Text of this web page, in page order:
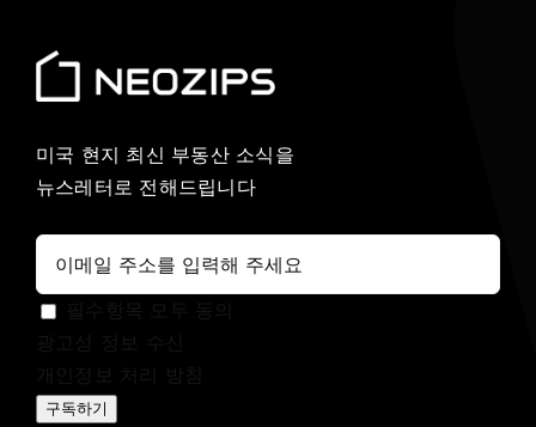
미국 현지 최신 부동산 소식을
뉴스레터로 전해드립니다
구독하기